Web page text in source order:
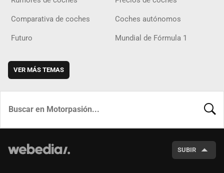
Comparativa de coches Coches autónomos
Futuro Mundial de Fórmula 1
VER MÁS TEMAS
SUBIR